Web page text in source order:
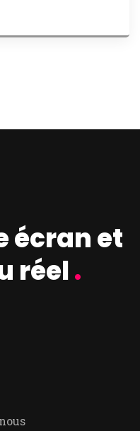
écran et
réel.